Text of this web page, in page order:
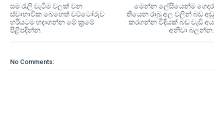
මෙන්න ලේසියෙන්ම ගෙදර
තියෙන රාබු අල වලින් බඩ අඩු
කරගන්න විදියක් බඩ වැඩි අය
අනිවා බලන්න.
සම රැලි වැටීම වලක් වන
ස්වාභාවික බෙහෙත් වට්ටෝරුව
හරියටම හදාගන්න මේ ක්‍රමේ
පිළිපදින්න.
No Comments: